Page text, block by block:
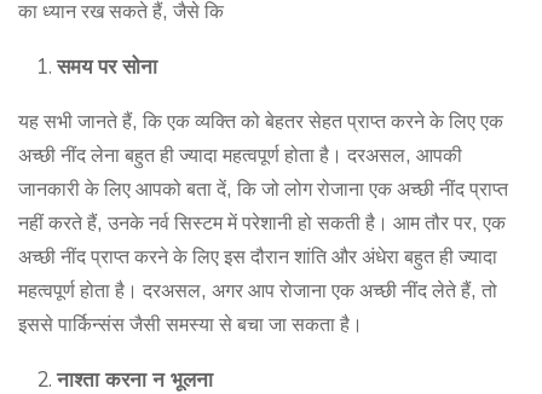
का ध्यान रख सकते हैं, जैसे कि
समय पर सोना
यह सभी जानते हैं, कि एक व्यक्ति को बेहतर सेहत प्राप्त करने के लिए एक
अच्छी नींद लेना बहुत ही ज्यादा महत्वपूर्ण होता है। दरअसल, आपकी
जानकारी के लिए आपको बता दें, कि जो लोग रोजाना एक अच्छी नींद प्राप्त
नहीं करते हैं, उनके नर्व सिस्टम में परेशानी हो सकती है। आम तौर पर, एक
अच्छी नींद प्राप्त करने के लिए इस दौरान शांति और अंधेरा बहुत ही ज्यादा
महत्वपूर्ण होता है। दरअसल, अगर आप रोजाना एक अच्छी नींद लेते हैं, तो
इससे पार्किन्संस जैसी समस्या से बचा जा सकता है।
नाश्ता करना न भूलना